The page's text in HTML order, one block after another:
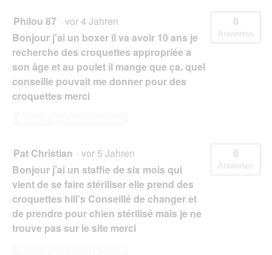
Philou 87 · vor 4 Jahren
Bonjour j'ai un boxer il va avoir 10 ans je
recherche des croquettes appropriée a
son âge et au poulet il mange que ça. quel
conseille pouvait me donner pour des
croquettes merci
0
Antworten
Pat Christian · vor 5 Jahren
Bonjour j’ai un staffie de six mois qui
vient de se faire stériliser elle prend des
croquettes hill’s Conseillé de changer et
de prendre pour chien stérilisé mais je ne
trouve pas sur le site merci
0
Antworten